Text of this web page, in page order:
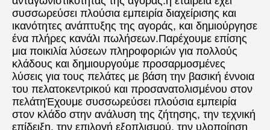
συσσωρεύσει πλούσια εμπειρία διαχείρισης και
ικανότητες ανάπτυξης της αγοράς, και δημιούργησε
ένα πλήρες κανάλι πωλήσεων.Παρέχουμε επίσης
μια ποικιλία λύσεων πληροφοριών για πολλούς
κλάδους και δημιουργούμε προσαρμοσμένες
λύσεις για τους πελάτες με βάση την βασική έννοια
του πελατοκεντρικού και προσανατολισμένου στον
πελάτηΈχουμε συσσωρεύσει πλούσια εμπειρία
στον κλάδο στην ανάλυση της ζήτησης, την τεχνική
επίδειξη, την επιλογή εξοπλισμού, την υλοποίηση